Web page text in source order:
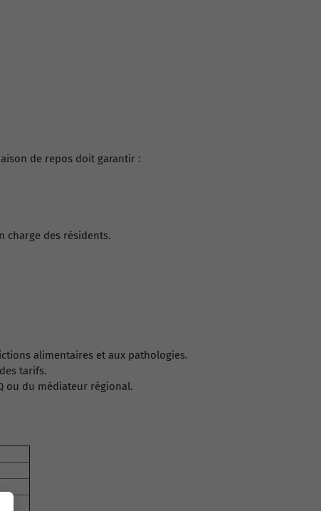
de repos doit garantir :
charge des résidents.
alimentaires et aux pathologies.
tarifs.
ou du médiateur régional.